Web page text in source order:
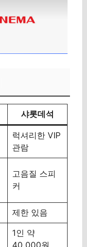
샤롯데석
럭셔리한 VIP
관람
고음질 스피
커
제한 있음
1인 약